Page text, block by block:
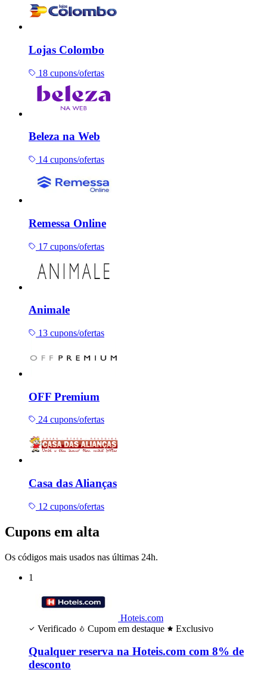
Lojas Colombo
18 cupons/ofertas
Beleza na Web
14 cupons/ofertas
Remessa Online
17 cupons/ofertas
Animale
13 cupons/ofertas
OFF Premium
24 cupons/ofertas
Casa das Alianças
12 cupons/ofertas
Cupons em alta
Os códigos mais usados nas últimas 24h.
1
Hoteis.com
Verificado
Cupom em destaque Exclusivo
Qualquer reserva na Hoteis.com com 8% de
desconto